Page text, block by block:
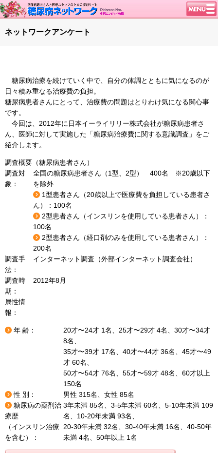
トップページ
糖尿病のきほん
特集・連載
腎臓の健康道
インスリンポンプ
グリコアルブミン
特集・連載 一覧へ
1型ライフ
ネットワークアンケート
糖尿病治療を続けていく中で、自分の体調とともに気になるのが
日々積み重なる治療費の負担。
糖尿病患者さんにとって、治療費の問題はとりわけ気になる関心事
です。
今回は、2012年に日本イーライリリー株式会社が糖尿病患者さ
ん、医師に対して実施した「糖尿病治療費に関する意識調査」をご
紹介します。
調査概要（糖尿病患者さん）
調査対
象：
全国の糖尿病患者さん（1型、2型） 400名 ※20歳以下
を除外
1型患者さん（20歳以上で医療費を負担している患者さ
ん）：100名
2型患者さん（インスリンを使用している患者さん）：
100名
2型患者さん（経口剤のみを使用している患者さん）：
200名
調査手
法：
インターネット調査（外部インターネット調査会社）
調査時
期：
2012年8月
属性情
報：
年 齢：
20才〜24才 1名、25才〜29才 4名、30才〜34才
8名、
35才〜39才 17名、40才〜44才 36名、45才〜49
才 60名、
50才〜54才 76名、55才〜59才 48名、60才以上
150名
性 別：
男性 315名、女性 85名
糖尿病の薬剤治
療歴
（インスリン治療
を含む）：
3年未満 85名、3-5年未満 60名、5-10年未満 109
名、10-20年未満 93名、
20-30年未満 32名、30-40年未満 16名、40-50年
未満 4名、50年以上 1名